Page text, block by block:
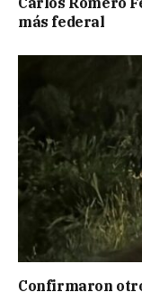
más federal
Confirmaron